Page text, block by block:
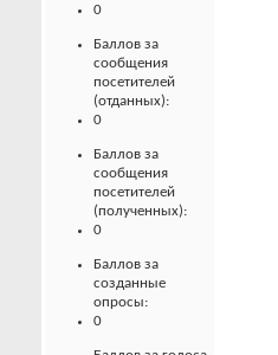
0
Баллов за
сообщения
посетителей
(отданных):
0
Баллов за
сообщения
посетителей
(полученных):
0
Баллов за
созданные
опросы:
0